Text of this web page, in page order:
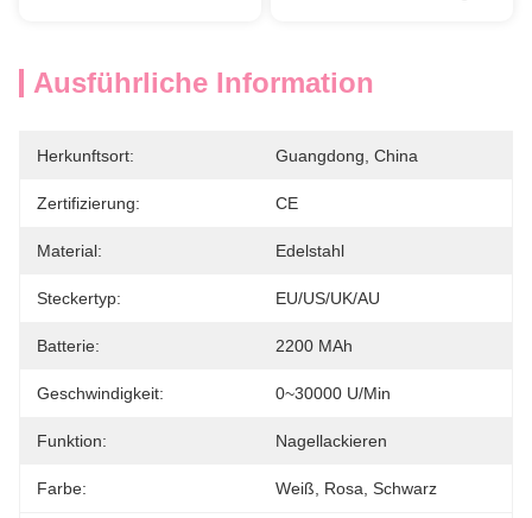
Ausführliche Information
Herkunftsort: Guangdong, China
Zertifizierung: CE
Material: Edelstahl
Steckertyp: EU/US/UK/AU
Batterie: 2200 MAh
Geschwindigkeit: 0~30000 U/min
Funktion: Nagellackieren
Farbe: Weiß, Rosa, Schwarz